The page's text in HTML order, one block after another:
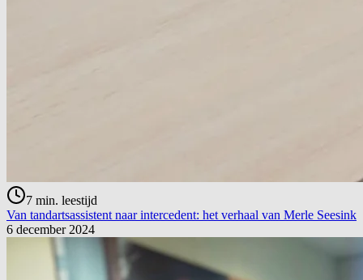
7 min. leestijd
Van tandartsassistent naar intercedent: het verhaal van Merle Seesink
6 december 2024